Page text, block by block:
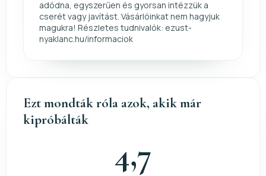
adódna, egyszerűen és gyorsan intézzük a
cserét vagy javítást. Vásárlóinkat nem hagyjuk
magukra! Részletes tudnivalók: ezust-
nyaklanc.hu/informaciok
Ezt mondták róla azok, akik már
kipróbálták
4,7